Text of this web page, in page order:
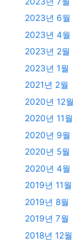
2023년 6월
2023년 4월
2023년 2월
2023년 1월
2021년 2월
2020년 12월
2020년 11월
2020년 9월
2020년 5월
2020년 4월
2019년 11월
2019년 8월
2019년 7월
2018년 12월